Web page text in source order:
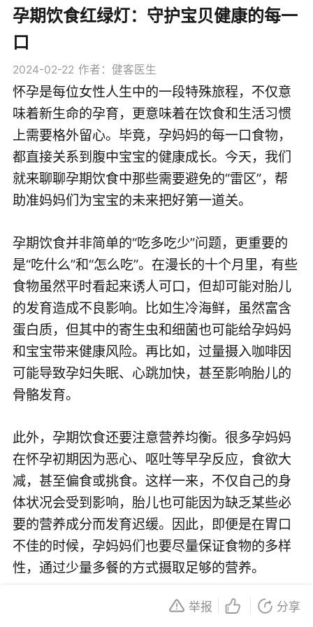
孕期饮食红绿灯：守护宝贝健康的每一
口
2024-02-22 作者：健客医生
怀孕是每位女性人生中的一段特殊旅程，不仅意
味着新生命的孕育，更意味着在饮食和生活习惯
上需要格外留心。毕竟，孕妈妈的每一口食物，
都直接关系到腹中宝宝的健康成长。今天，我们
就来聊聊孕期饮食中那些需要避免的“雷区”，帮
助准妈妈们为宝宝的未来把好第一道关。
孕期饮食并非简单的“吃多吃少”问题，更重要的
是“吃什么”和“怎么吃”。在漫长的十个月里，有些
食物虽然平时看起来诱人可口，但却可能对胎儿
的发育造成不良影响。比如生冷海鲜，虽然富含
蛋白质，但其中的寄生虫和细菌也可能给孕妈妈
和宝宝带来健康风险。再比如，过量摄入咖啡因
可能导致孕妇失眠、心跳加快，甚至影响胎儿的
骨骼发育。
此外，孕期饮食还要注意营养均衡。很多孕妈妈
在怀孕初期因为恶心、呕吐等早孕反应，食欲大
减，甚至偏食或挑食。这样一来，不仅自己的身
体状况会受到影响，胎儿也可能因为缺乏某些必
要的营养成分而发育迟缓。因此，即便是在胃口
不佳的时候，孕妈妈们也要尽量保证食物的多样
性，通过少量多餐的方式摄取足够的营养。
当然，孕期也并非所有“禁忌”都一概而论。比
举报 分享